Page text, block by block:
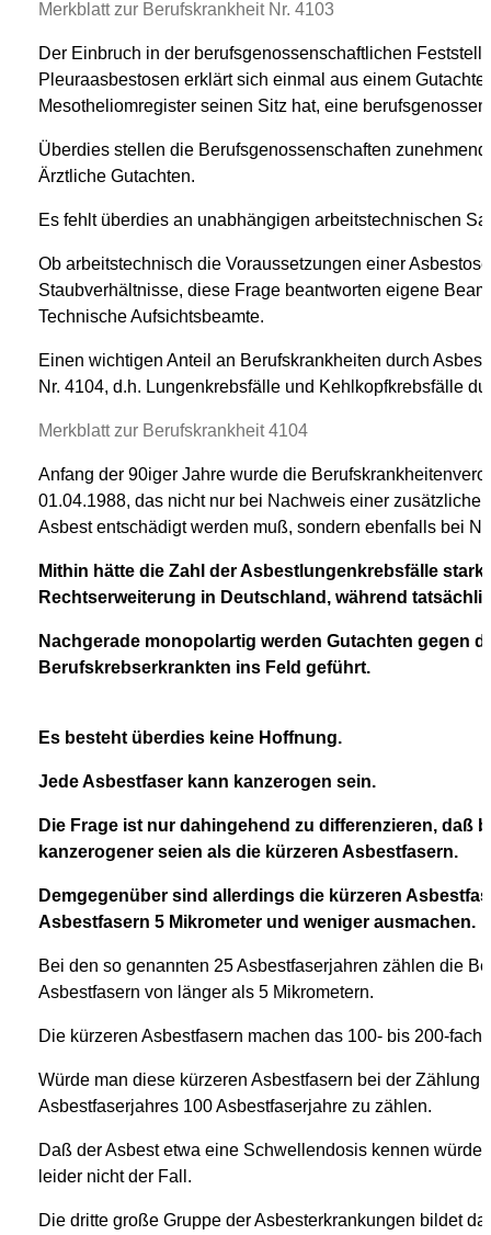
Merkblatt zur Berufskrankheit Nr. 4103
Der Einbruch in der berufsgenossenschaftlichen
Pleuraasbestosen erklärt sich einmal aus einem
Mesotheliomregister seinen Sitz hat, eine
Überdies stellen die Berufsgenossenschaften
Ärztliche Gutachten.
Es fehlt überdies an unabhängigen arbeitstechnischen
Ob arbeitstechnisch die Voraussetzungen einer
Staubverhältnisse, diese Frage beantworten eigene
Technische Aufsichtsbeamte.
Einen wichtigen Anteil an Berufskrankheiten durch
Nr. 4104, d.h. Lungenkrebsfälle und Kehlkopfkrebsfälle
Merkblatt zur Berufskrankheit 4104
Anfang der 90iger Jahre wurde die
01.04.1988, das nicht nur bei Nachweis einer
Asbest entschädigt werden muß, sondern ebenfalls bei
Mithin hätte die Zahl der Asbestlungenkrebsfälle
Rechtserweiterung in Deutschland, während
Nachgerade monopolartig werden Gutachten gegen
Berufskrebserkrankten ins Feld geführt.
Es besteht überdies keine Hoffnung.
Jede Asbestfaser kann kanzerogen sein.
Die Frage ist nur dahingehend zu differenzieren, daß
kanzerogener seien als die kürzeren Asbestfasern.
Demgegenüber sind allerdings die kürzeren
Asbestfasern 5 Mikrometer und weniger ausmachen.
Bei den so genannten 25 Asbestfaserjahren zählen die
Asbestfasern von länger als 5 Mikrometern.
Die kürzeren Asbestfasern machen das 100- bis 200-
Würde man diese kürzeren Asbestfasern bei der Zählung
Asbestfaserjahres 100 Asbestfaserjahre zu zählen.
Daß der Asbest etwa eine Schwellendosis kennen
leider nicht der Fall.
Die dritte große Gruppe der Asbesterkrankungen bildet